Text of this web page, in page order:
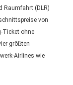
Raumfahrt (DLR)
von
Ticket ohne
größten
Airlines wie